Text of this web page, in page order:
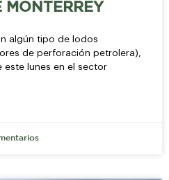
MONTERREY
algún tipo de lodos
de perforación petrolera),
este lunes en el sector